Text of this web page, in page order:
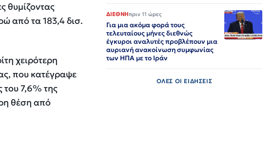
θυμίζοντας
από τα 183,4 δισ.
χειρότερη
που κατέγραψε
του 7,6% της
θέση από
ΔΙΕΘΝΗπριν 11 ώρες
Για μια ακόμα φορά τους
τελευταίους μήνες διεθνώς
έγκυροι αναλυτές προβλέπουν μια
αυριανή ανακοίνωση συμφωνίας
των ΗΠΑ με το Ιράν
ΟΛΕΣ ΟΙ ΕΙΔΗΣΕΙΣ